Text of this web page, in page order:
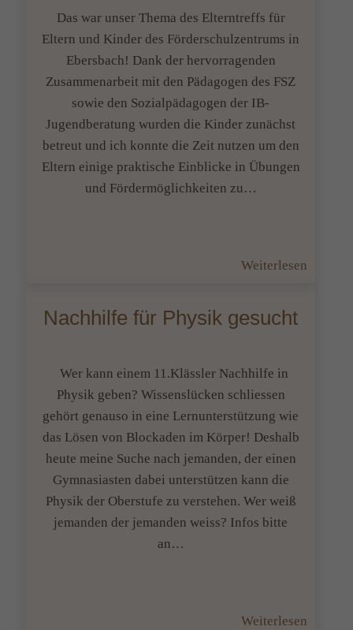
Das war unser Thema des Elterntreffs für
Eltern und Kinder des Förderschulzentrums in
Ebersbach! Dank der hervorragenden
Zusammenarbeit mit den Pädagogen des FSZ
sowie den Sozialpädagogen der IB-
Jugendberatung wurden die Kinder zunächst
betreut und ich konnte die Zeit nutzen um den
Eltern einige praktische Einblicke in Übungen
und Fördermöglichkeiten zu…
Weiterlesen
Nachhilfe für Physik gesucht
Wer kann einem 11.Klässler Nachhilfe in
Physik geben? Wissenslücken schliessen
gehört genauso in eine Lernunterstützung wie
das Lösen von Blockaden im Körper! Deshalb
heute meine Suche nach jemanden, der einen
Gymnasiasten dabei unterstützen kann die
Physik der Oberstufe zu verstehen. Wer weiß
jemanden der jemanden weiss? Infos bitte
an…
Weiterlesen